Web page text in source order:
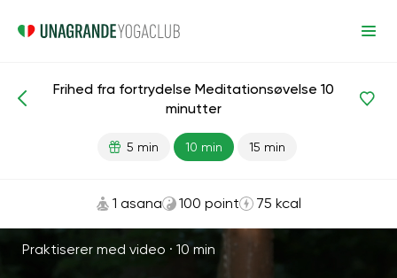
Meditationer og vejrtrækning
Frihed fra fortrydelse Meditationsøvelse 10
minutter
5 min 10 min 15 min
1 asana 100 point 75 kcal
Praktiserer med video · 10 min